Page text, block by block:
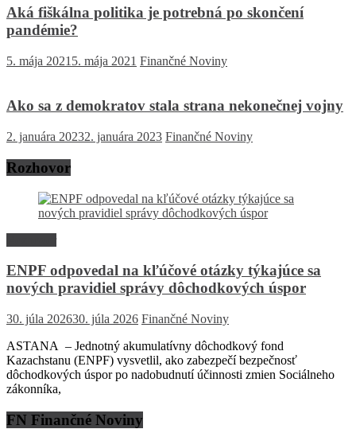
Aká fiškálna politika je potrebná po skončení
pandémie?
5. mája 2021 5. mája 2021 Finančné Noviny
Ako sa z demokratov stala strana nekonečnej vojny
2. januára 20232. januára 2023 Finančné Noviny
Rozhovor
ENPF odpovedal na kľúčové otázky týkajúce sa
nových pravidiel správy dôchodkových úspor
30. júla 202630. júla 2026 Finančné Noviny
ASTANA – Jednotný akumulatívny dôchodkový fond
Kazachstanu (ENPF) vysvetlil, ako zabezpečí bezpečnosť
dôchodkových úspor po nadobudnutí účinnosti zmien Sociálneho
zákonníka,
FN Finančné Noviny